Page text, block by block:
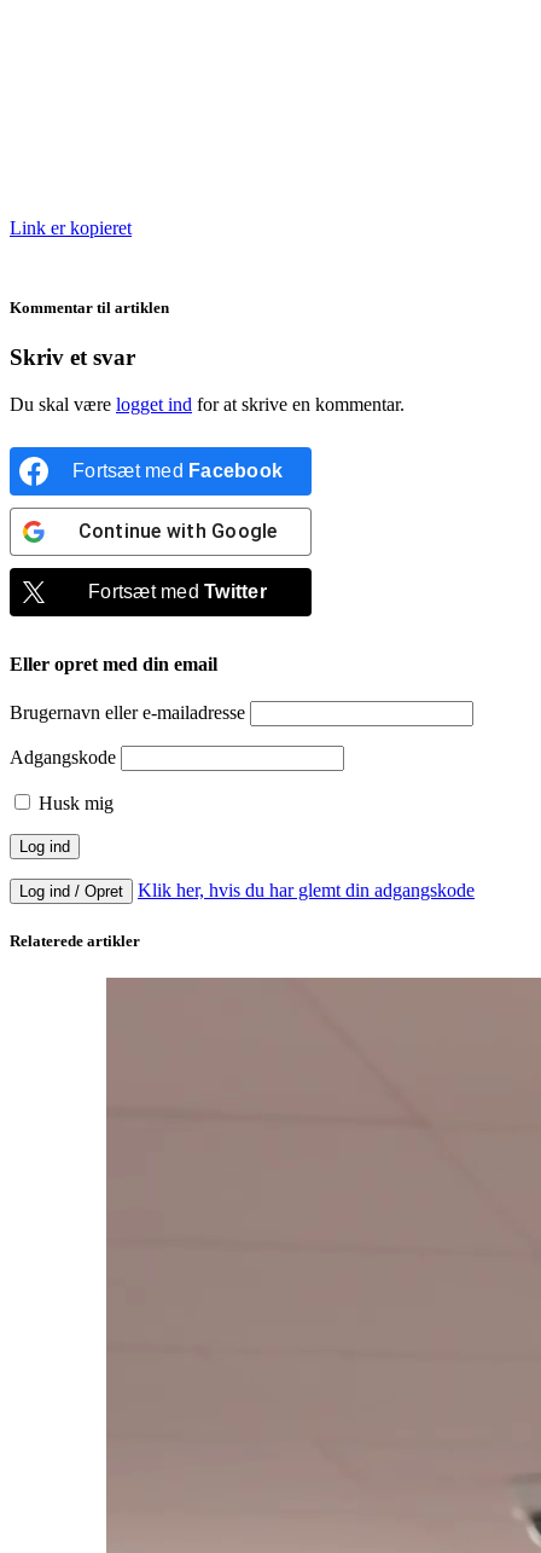
Link er kopieret
Kommentar til artiklen
Skriv et svar
Du skal være logget ind for at skrive en kommentar.
Fortsæt med Facebook
Continue with Google
Fortsæt medTwitter
Eller opret med din email
Brugernavn eller e-mailadresse
Adgangskode
Husk mig
Log ind / Opret Klik her, hvis du har glemt din adgangskode
Relaterede artikler